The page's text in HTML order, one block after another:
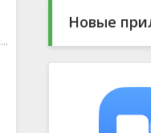
для мальчиков / для девочек
Новые